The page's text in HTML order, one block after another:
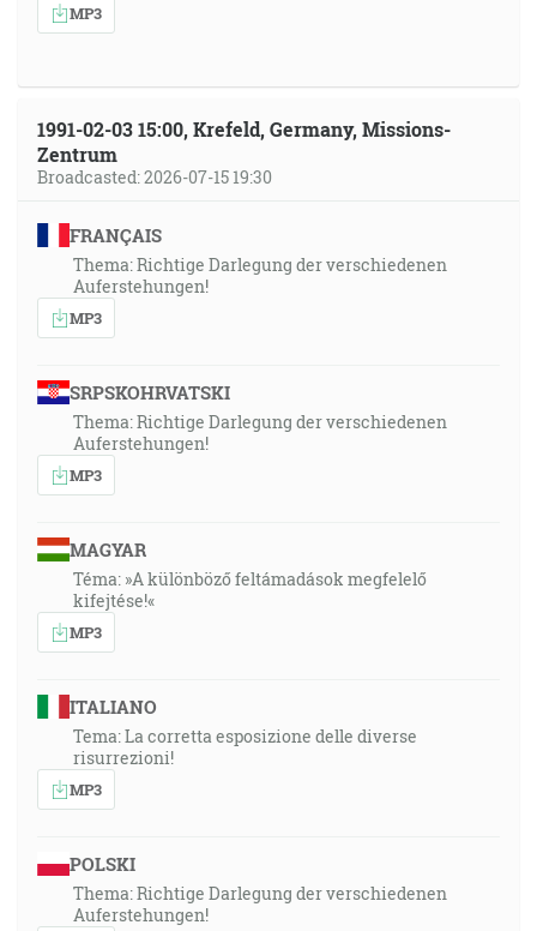
MP3
1991-02-03 15:00, Krefeld, Germany, Missions-
Zentrum
Broadcasted: 2026-07-15 19:30
FRANÇAIS
Thema: Richtige Darlegung der verschiedenen
Auferstehungen!
MP3
SRPSKOHRVATSKI
Thema: Richtige Darlegung der verschiedenen
Auferstehungen!
MP3
MAGYAR
Téma: »A különböző feltámadások megfelelő
kifejtése!«
MP3
ITALIANO
Tema: La corretta esposizione delle diverse
risurrezioni!
MP3
POLSKI
Thema: Richtige Darlegung der verschiedenen
Auferstehungen!